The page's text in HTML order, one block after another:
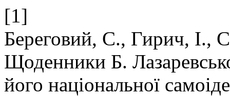
[1]
Береговий, С., Гирич, І.,
Щоденники Б.
його національної